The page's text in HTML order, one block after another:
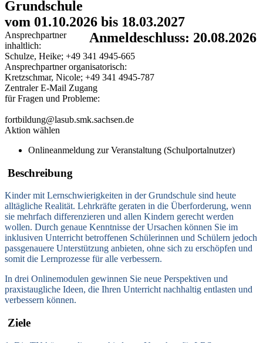
Grundschule
vom 01.10.2026 bis 18.03.2027
Anmeldeschluss: 20.08.2026
Ansprechpartner
inhaltlich:
Schulze, Heike; +49 341 4945-665
Ansprechpartner organisatorisch:
Kretzschmar, Nicole; +49 341 4945-787
Zentraler E-Mail Zugang
für Fragen und Probleme:
fortbildung@lasub.smk.sachsen.de
Aktion wählen
Onlineanmeldung zur Veranstaltung (Schulportalnutzer)
Beschreibung
Kinder mit Lernschwierigkeiten in der Grundschule sind heute
alltägliche Realität. Lehrkräfte geraten in die Überforderung, wenn
sie mehrfach differenzieren und allen Kindern gerecht werden
wollen. Durch genaue Kenntnisse der Ursachen können Sie im
inklusiven Unterricht betroffenen Schülerinnen und Schülern jedoch
passgenauere Unterstützung anbieten, ohne sich zu erschöpfen und
somit die Lernprozesse für alle verbessern.
In drei Onlinemodulen gewinnen Sie neue Perspektiven und
praxistaugliche Ideen, die Ihren Unterricht nachhaltig entlasten und
verbessern können.
Ziele